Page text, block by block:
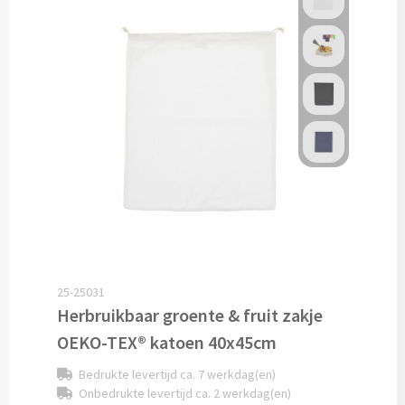
Custom made sokken
Sjaals bedrukken
Bandana's & Hoofdbanden bedrukken
Wintersets bedrukken
Handschoenen bedrukken
25-25031
Herbruikbaar groente & fruit zakje
OEKO-TEX® katoen 40x45cm
Bedrukte levertijd ca. 7 werkdag(en)
Onbedrukte levertijd ca. 2 werkdag(en)